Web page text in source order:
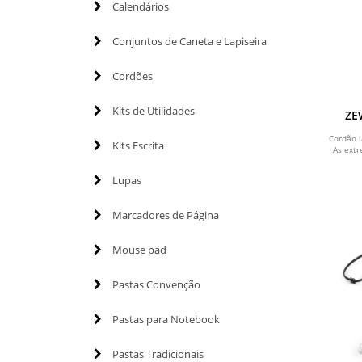
Calendários
Conjuntos de Caneta e Lapiseira
Cordões
Kits de Utilidades
Kits Escrita
Lupas
Marcadores de Página
Mouse pad
Pastas Convenção
Pastas para Notebook
Pastas Tradicionais
Cordão
As